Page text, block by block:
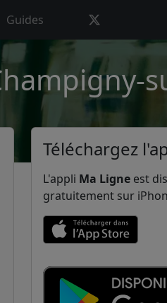
Guides
Téléchargez
L'appli Ma Ligne est
gratuitement sur